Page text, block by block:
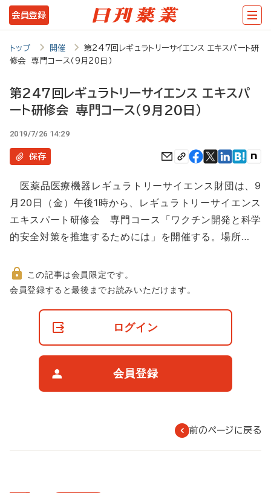
メ
イ
ン
テ
ツ
に
動
会員登録
トップ 開催
第247回レギュラトリーサイエンス エキスパート研
修会 専門コース（9月20日）
第247回レギュラトリーサイエンス エキスパ
ート研修会 専門コース（9月20日）
2019/7/26 14:29
保存
医薬品医療機器レギュラトリーサイエンス財団は、9
月20日（金）午後1時から、レギュラトリーサイエンス
エキスパート研修会 専門コース「ワクチン開発と科学
的安全対策を推進するためには」を開催する。場所…
非
この記事は会員限定です。
会員登録すると最後までお読みいただけます。
ログイン
会員登録
前のページに戻る